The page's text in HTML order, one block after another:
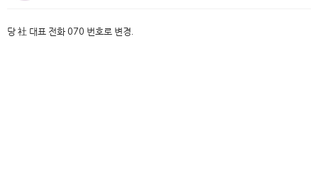
당 社 대표 전화 070 번호로 변경.